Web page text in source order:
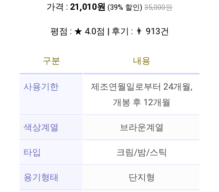
가격 : 21,010원 (39% 할인) 35,000원
평점 : ★ 4.0점 | 후기 : 👨‍‍ 913건
구분
내용
사용기한
제조연월일로부터 24개월,
개봉 후 12개월
색상계열
브라운계열
타입
크림/밤/스틱
용기형태
단지형